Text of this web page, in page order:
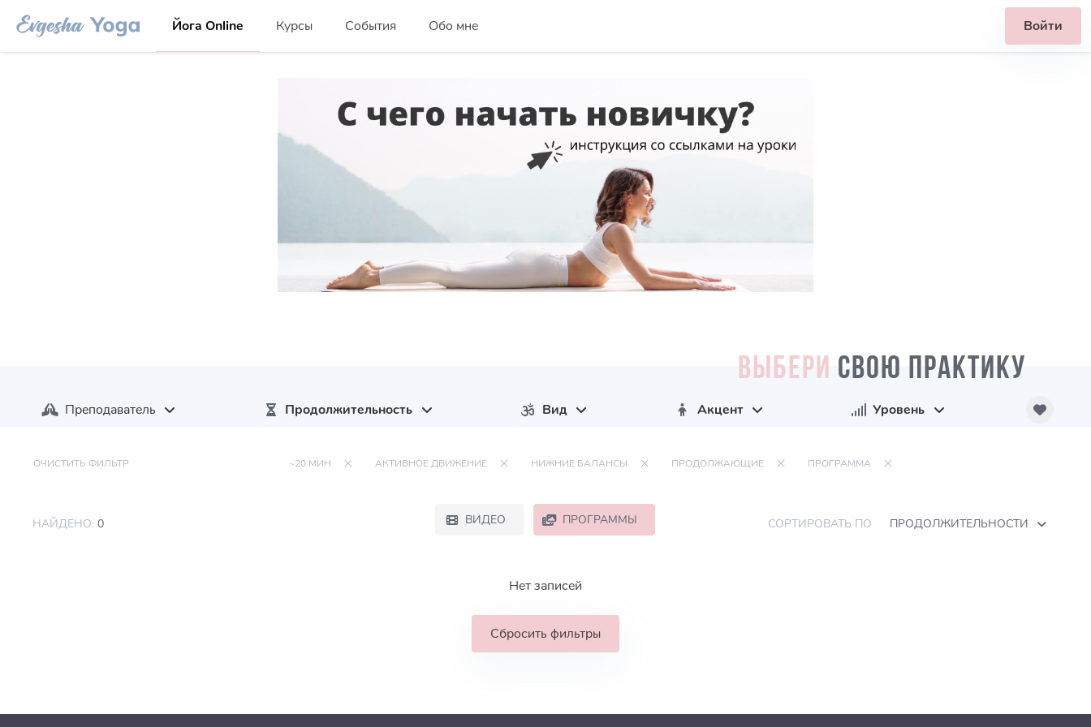
Йога Online Курсы События Обо мне Войти
ВЫБЕРИ СВОЮ ПРАКТИКУ
Преподаватель Продолжительность Вид Акцент Уровень
ОЧИСТИТЬ ФИЛЬТР ~20 МИН АКТИВНОЕ ДВИЖЕНИЕ НИЖНИЕ БАЛАНСЫ ПРОДОЛЖАЮЩИЕ ПРОГРАММА
НАЙДЕНО: 0 ВИДЕО ПРОГРАММЫ СОРТИРОВАТЬ ПО ПРОДОЛЖИТЕЛЬНОСТИ
Нет записей
Сбросить фильтры